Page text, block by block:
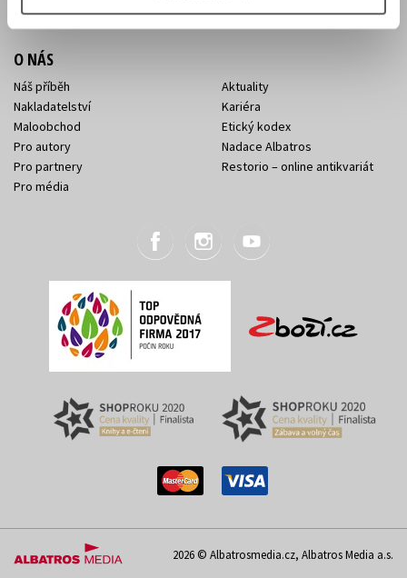
Sídlo společnosti
O NÁS
Náš příběh
Nakladatelství
Maloobchod
Pro autory
Pro partnery
Pro média
Aktuality
Kariéra
Etický kodex
Nadace Albatros
Restorio – online antikvariát
2026 © Albatrosmedia.cz, Albatros Media a.s.